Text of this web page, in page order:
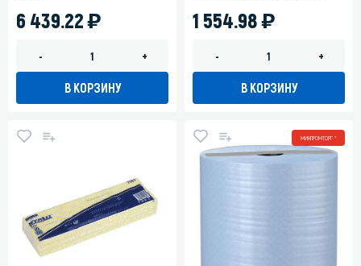
6 439.22)
- +
В КОРЗИНУ
1 554.98)
- +
В КОРЗИНУ
МИНПРОМТОРГ *